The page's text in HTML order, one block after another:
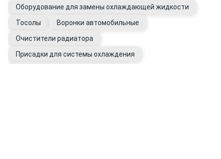
Оборудование для замены охлаждающей жидкости
Тосолы
Воронки автомобильные
Очистители радиатора
Присадки для системы охлаждения